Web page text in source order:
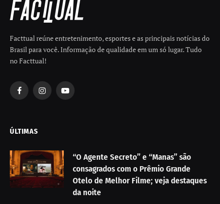
Facttual reúne entretenimento, esportes e as principais notícias do
Brasil para você. Informação de qualidade em um só lugar. Tudo
no Facttual!
FacebookInstagramYouTube
ÚLTIMAS
“O Agente Secreto” e “Manas” são
consagrados com o Prêmio Grande
Otelo de Melhor Filme; veja destaques
da noite